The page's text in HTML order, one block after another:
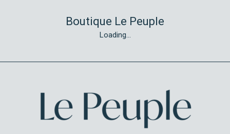
Boutique Le Peuple
Loading...